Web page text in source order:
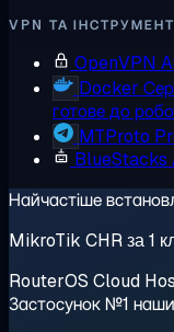
VPN ТА
OpenVPN
Docker
готове до
MTProto
BlueStacks
Найчастіше
MikroTik CHR за 1
RouterOS Cloud
Застосунок №1